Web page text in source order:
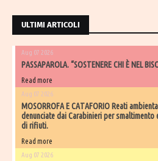
ULTIMI ARTICOLI
Aug 07 2026
PASSAPAROLA. “SOSTENERE CHI È NEL
Read more
Aug 07 2026
MOSORROFA E CATAFORIO Reati
denunciate dai Carabinieri per
di rifiuti.
Read more
Aug 07 2026